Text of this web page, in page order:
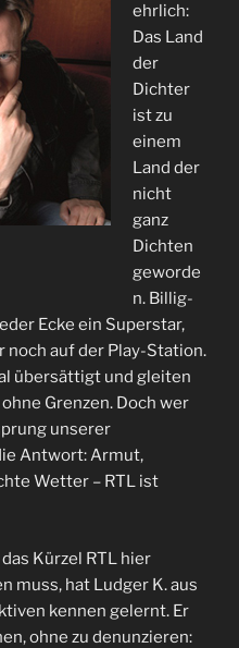
ehrlich:
Das Land
der
Dichter
ist zu
einem
Land der
nicht
ganz
Dichten
geworde
n. Billig-
Ecke ein Superstar,
noch auf der Play-Station.
übersättigt und gleiten
Grenzen. Doch wer
unserer
Antwort: Armut,
Wetter – RTL ist
Kürzel RTL hier
muss, hat Ludger K. aus
kennen gelernt. Er
ohne zu denunzieren: